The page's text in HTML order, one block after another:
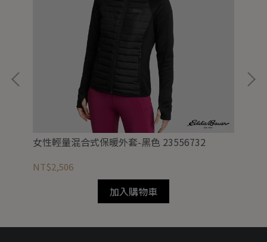
女性輕量混合式保暖外套-黑色 23556732
NT$2,506
加入購物車